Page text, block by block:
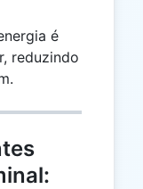
{2}
\times
70
(5)^2 =
\text{J}
é
reduzindo